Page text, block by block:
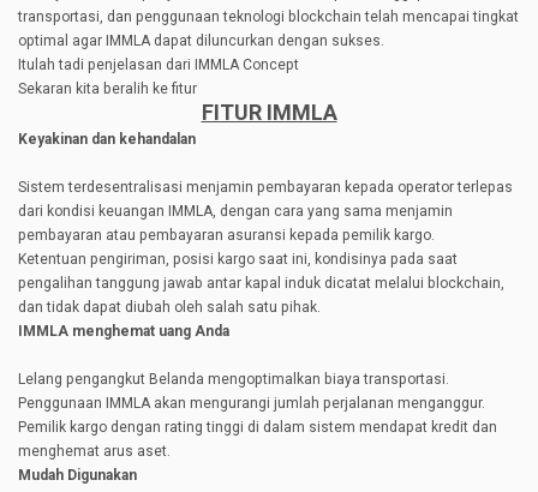
transportasi, dan penggunaan teknologi blockchain telah mencapai tingkat
optimal agar IMMLA dapat diluncurkan dengan sukses.
Itulah tadi penjelasan dari IMMLA Concept
Sekaran kita beralih ke fitur
FITUR IMMLA
Keyakinan dan kehandalan
Sistem terdesentralisasi menjamin pembayaran kepada operator terlepas
dari kondisi keuangan IMMLA, dengan cara yang sama menjamin
pembayaran atau pembayaran asuransi kepada pemilik kargo.
Ketentuan pengiriman, posisi kargo saat ini, kondisinya pada saat
pengalihan tanggung jawab antar kapal induk dicatat melalui blockchain,
dan tidak dapat diubah oleh salah satu pihak.
IMMLA menghemat uang Anda
Lelang pengangkut Belanda mengoptimalkan biaya transportasi.
Penggunaan IMMLA akan mengurangi jumlah perjalanan menganggur.
Pemilik kargo dengan rating tinggi di dalam sistem mendapat kredit dan
menghemat arus aset.
Mudah Digunakan